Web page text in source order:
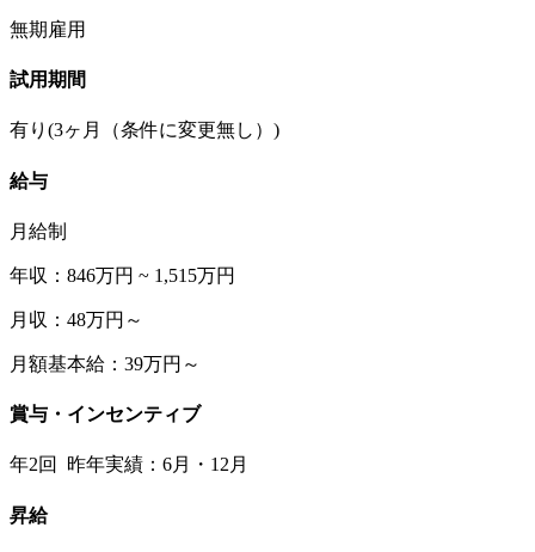
無期雇用
試用期間
有り(3ヶ月（条件に変更無し）)
給与
月給制
年収：846万円 ~ 1,515万円
月収：48万円～
月額基本給：39万円～
賞与・インセンティブ
年2回 昨年実績：6月・12月
昇給